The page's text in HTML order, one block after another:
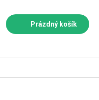
NÁKUPNÍ
Prázdný košík